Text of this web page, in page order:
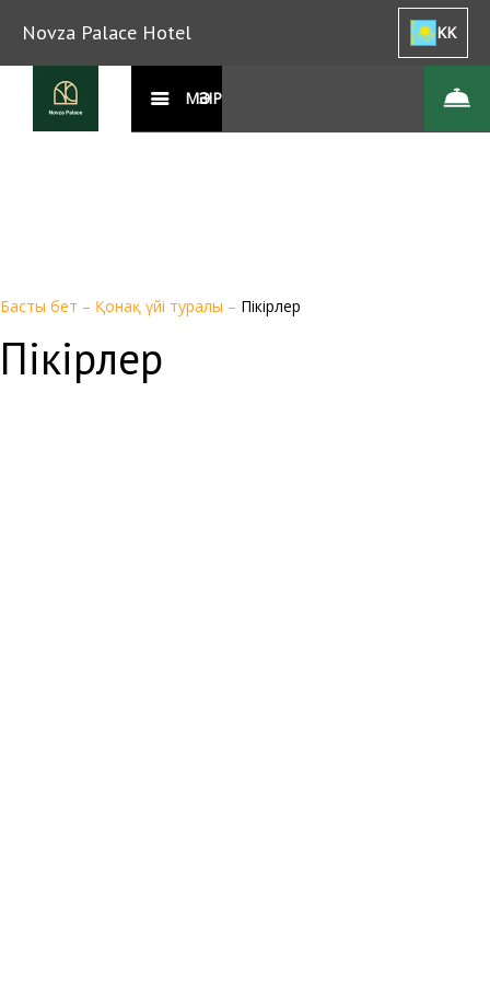
Novza Palace Hotel KK
МӘЗІР
Басты бет – Қонақ үйі туралы – Пікірлер
Пікірлер